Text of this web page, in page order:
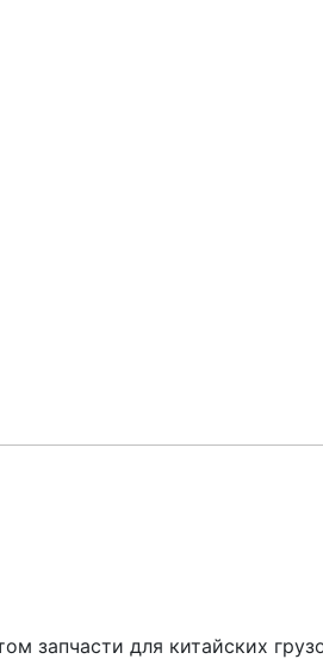
запчасти для китайских